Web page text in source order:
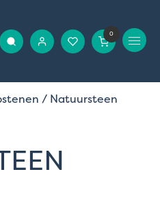
0
/ Natuursteen